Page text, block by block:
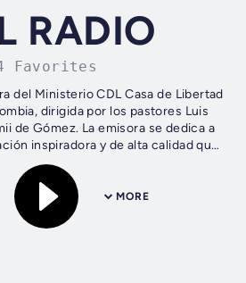
RADIO
Favorites
del Ministerio CDL Casa de Libertad
dirigida por los pastores Luis
de Gómez. La emisora se dedica a
inspiradora y de alta calidad que
una amplia...
MORE